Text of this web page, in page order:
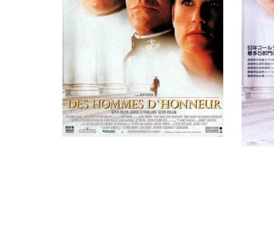
Steward
Аарон Соркин
Man in Bar
Алекс Вексо
Фрэнк Кавестани
Agent #1